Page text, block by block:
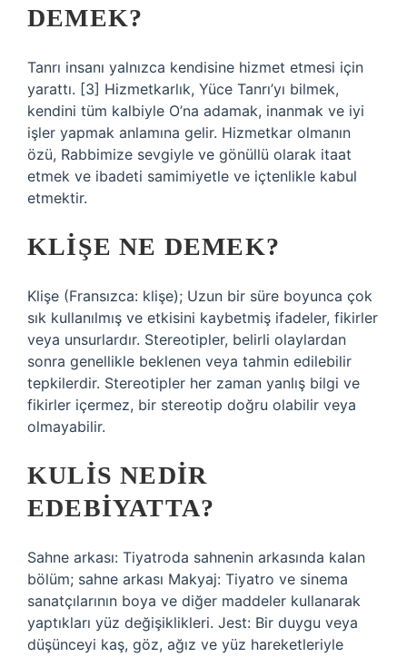
DEMEK?
Tanrı insanı yalnızca kendisine hizmet etmesi için
yarattı. [3] Hizmetkarlık, Yüce Tanrı’yı ​​bilmek,
kendini tüm kalbiyle O’na adamak, inanmak ve iyi
işler yapmak anlamına gelir. Hizmetkar olmanın
özü, Rabbimize sevgiyle ve gönüllü olarak itaat
etmek ve ibadeti samimiyetle ve içtenlikle kabul
etmektir.
KLIŞE NE DEMEK?
Klişe (Fransızca: klişe); Uzun bir süre boyunca çok
sık kullanılmış ve etkisini kaybetmiş ifadeler, fikirler
veya unsurlardır. Stereotipler, belirli olaylardan
sonra genellikle beklenen veya tahmin edilebilir
tepkilerdir. Stereotipler her zaman yanlış bilgi ve
fikirler içermez, bir stereotip doğru olabilir veya
olmayabilir.
KULIS NEDIR
EDEBIYATTA?
Sahne arkası: Tiyatroda sahnenin arkasında kalan
bölüm; sahne arkası Makyaj: Tiyatro ve sinema
sanatçılarının boya ve diğer maddeler kullanarak
yaptıkları yüz değişiklikleri. Jest: Bir duygu veya
düşünceyi kaş, göz, ağız ve yüz hareketleriyle